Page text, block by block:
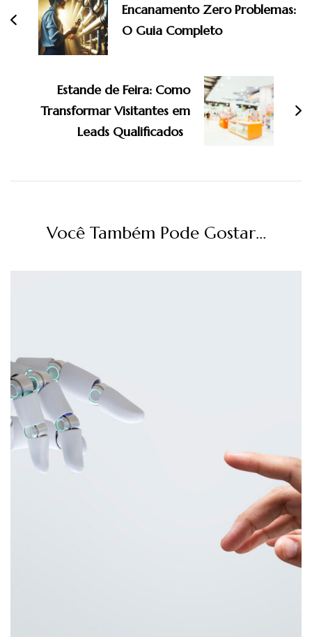
post
Encanamento Zero Problemas:
O Guia Completo
Estande de Feira: Como
Transformar Visitantes em
Leads Qualificados
Você Também Pode Gostar...